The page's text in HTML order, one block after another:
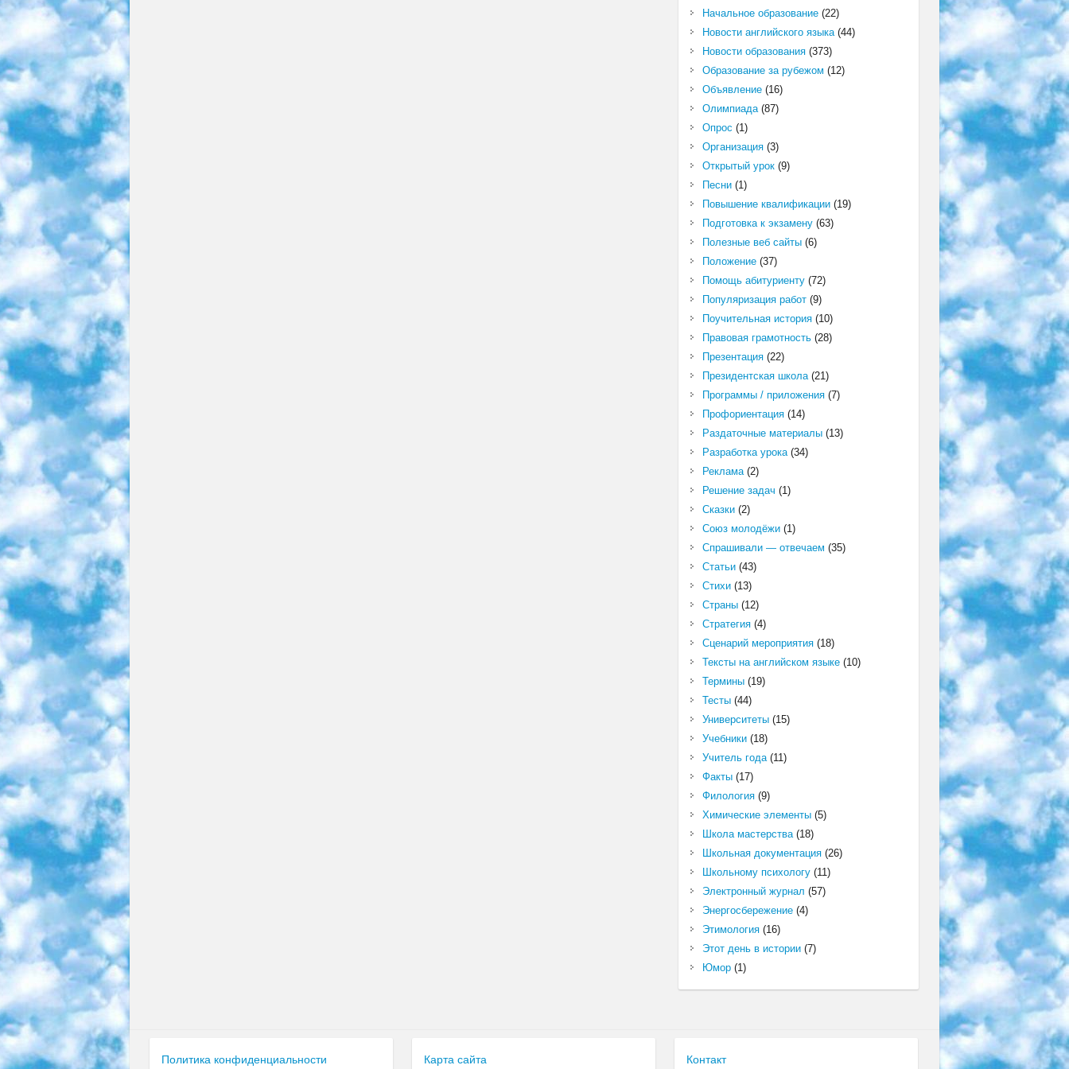
Начальное образование(22)
Новости английского языка(44)
Новости образования(373)
Образование за рубежом (12)
Объявление(16)
Олимпиада(87)
Опрос (1)
Организация(3)
Открытый урок(9)
Песни(1)
Повышение квалификации(19)
Подготовка к экзамену(63)
Полезные веб сайты(6)
Положение(37)
Помощь абитуриенту(72)
Популяризация работ(9)
Поучительная история(10)
Правовая грамотность(28)
Презентация(22)
Президентская школа(21)
Программы / приложения(7)
Профориентация(14)
Раздаточные материалы(13)
Разработка урока(34)
Реклама(2)
Решение задач (1)
Сказки(2)
Союз молодёжи(1)
Спрашивали — отвечаем (35)
Статьи(43)
Стихи(13)
Страны(12)
Стратегия(4)
Сценарий мероприятия(18)
Тексты на английском языке(10)
Термины(19)
Тесты(44)
Университеты(15)
Учебники(18)
Учитель года(11)
Факты(17)
Филология(9)
Химические элементы(5)
Школа мастерства(18)
Школьная документация(26)
Школьному психологу(11)
Электронный журнал (57)
Энергосбережение(4)
Этимология(16)
Этот день в истории(7)
Юмор(1)
Политика конфиденциальности Карта сайта Контакт